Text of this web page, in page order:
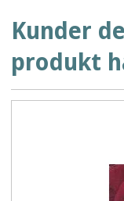
Kunder
produkt